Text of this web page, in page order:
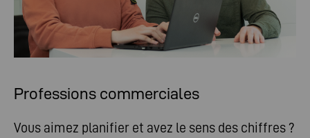
Professions commerciales
Vous aimez planifier et avez le sens des chiffres ?